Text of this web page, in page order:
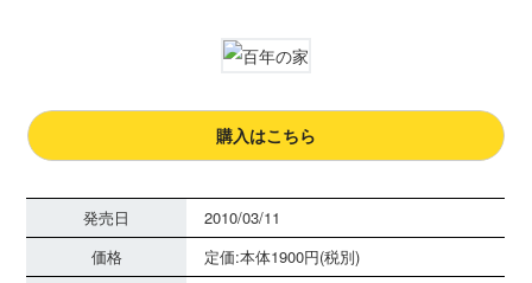
購入はこちら
発売日
2010/03/11
価格
定価:本体1900円(税別)